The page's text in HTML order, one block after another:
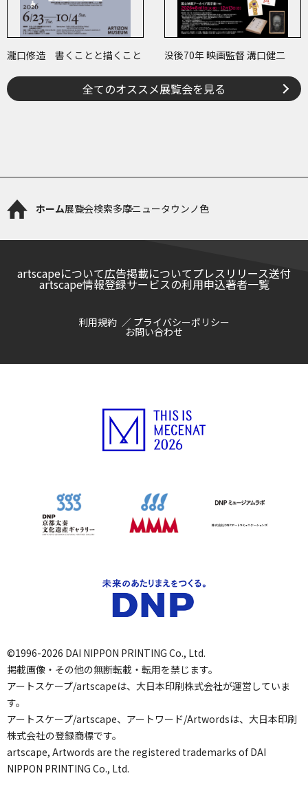
瀧口修造 書くことと描くこと 没後70年 映画監督 溝口健二
全てのオススメ展覧会を見る
ホーム展覧会検索多摩ニュータウンノ色
artscapeについて広告掲載についてプレスリリース送付
artscape情報登録サービスの利用申込著者一覧
利用規約 プライバシーポリシー
お問い合わせ
©1996-2026 DAI NIPPON PRINTING Co., Ltd.
掲載画像・その他の無断転載・転用を禁じます。
アートスケープ/artscapeは、大日本印刷株式会社が運営していま
す。
アートスケープ/artscape、アートワード/Artwordsは、大日本印刷
株式会社の登録商標です。
artscape, Artwords are the registered trademarks of DAI
NIPPON PRINTING Co., Ltd.